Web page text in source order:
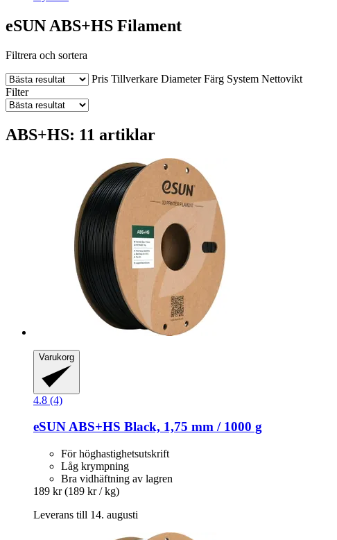
eSUN ABS+HS Filament
Filtrera och sortera
Pris Tillverkare Diameter Färg System Nettovikt
Filter
ABS+HS: 11 artiklar
Varukorg
4.8 (4)
eSUNABS+HS Black, 1,75 mm / 1000 g
För höghastighetsutskrift
Låg krympning
Bra vidhäftning av lagren
189 kr (189 kr / kg)
Leverans till 14. augusti